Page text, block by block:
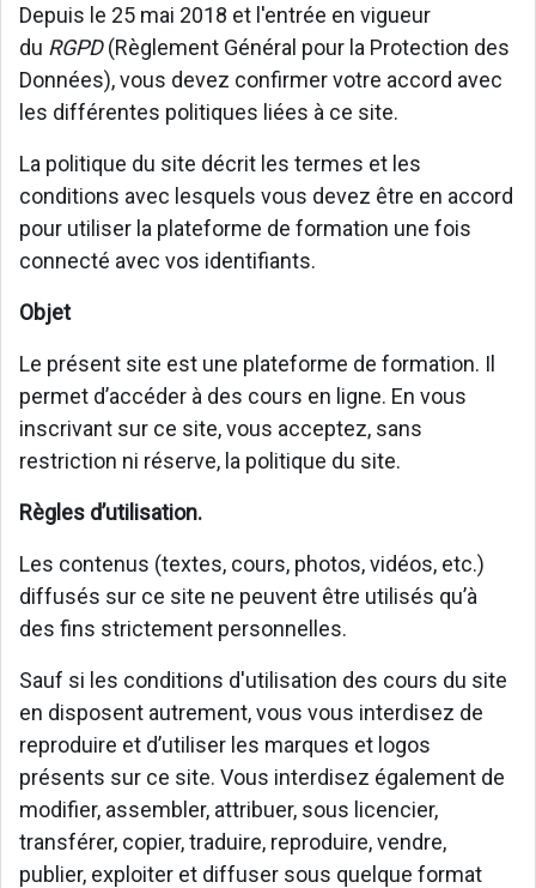
Depuis le 25 mai 2018 et l'entrée en vigueur
du RGPD(Règlement Général pour la Protection des
Données), vous devez confirmer votre accord avec
les différentes politiques liées à ce site.
La politique du site décrit les termes et les
conditions avec lesquels vous devez être en accord
pour utiliser la plateforme de formation une fois
connecté avec vos identifiants.
Objet
Le présent site est une plateforme de formation. Il
permet d’accéder à des cours en ligne. En vous
inscrivant sur ce site, vous acceptez, sans
restriction ni réserve, la politique du site.
Règles d’utilisation.
Les contenus (textes, cours, photos, vidéos, etc.)
diffusés sur ce site ne peuvent être utilisés qu’à
des fins strictement personnelles.
Sauf si les conditions d'utilisation des cours du site
en disposent autrement, vous vous interdisez de
reproduire et d’utiliser les marques et logos
présents sur ce site. Vous interdisez également de
modifier, assembler, attribuer, sous licencier,
transférer, copier, traduire, reproduire, vendre,
publier, exploiter et diffuser sous quelque format